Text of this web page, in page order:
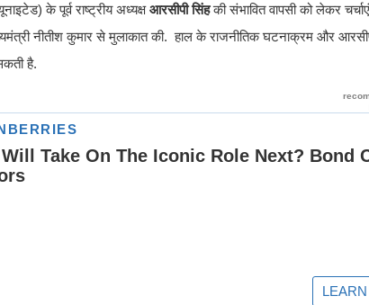
के पूर्व राष्ट्रीय अध्यक्षआरसीपी सिंहकी संभावित वापसी को लेकर
नीतीश कुमार से मुलाकात की. हाल के राजनीतिक घटनाक्रम और
है.